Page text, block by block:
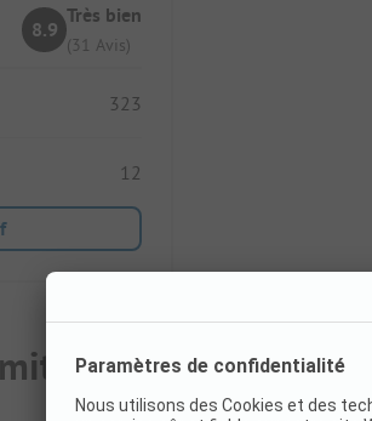
8.9
Très bien
(31 Avis)
323
12